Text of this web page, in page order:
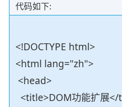
代码如下:
<!DOCTYPE html>
<html lang="zh">
<head>
<title>DOM功能扩展